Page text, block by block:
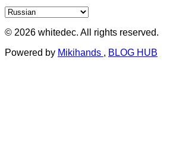
© 2026 whitedec. All rights reserved.
Powered by Mikihands , BLOG HUB